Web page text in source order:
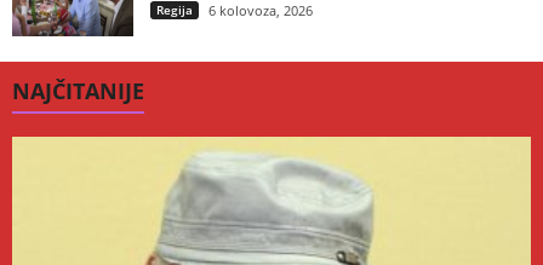
Regija 6 kolovoza, 2026
NAJČITANIJE